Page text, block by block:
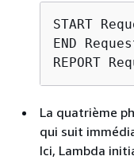
START
END
REPORT
La quatrième
qui suit
Ici, Lambda